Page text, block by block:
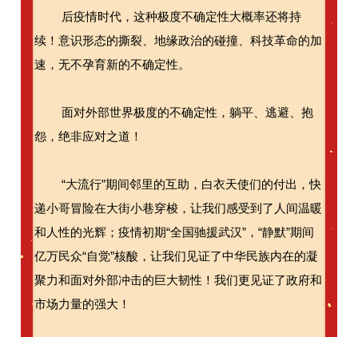
后疫情时代，这种极度不确定性大概率还将持
续！意识形态的撕裂、地缘政治的碰撞、科技革命的加
速，无不孕育新的不确定性。
面对外部世界极度的不确定性，躺平、逃避、抱
怨，绝非应对之道！
“大流行”期间邻里的互助，白衣天使们的付出，快
递小哥冒险在大街小巷穿梭，让我们感受到了人间温暖
和人性的光辉；疫情初期“全国驰援武汉”，“静默”期间
亿万民众“自觉”核酸，让我们见证了中华民族内在的凝
聚力和面对外部冲击的巨大韧性！我们更见证了政府和
市场力量的强大！